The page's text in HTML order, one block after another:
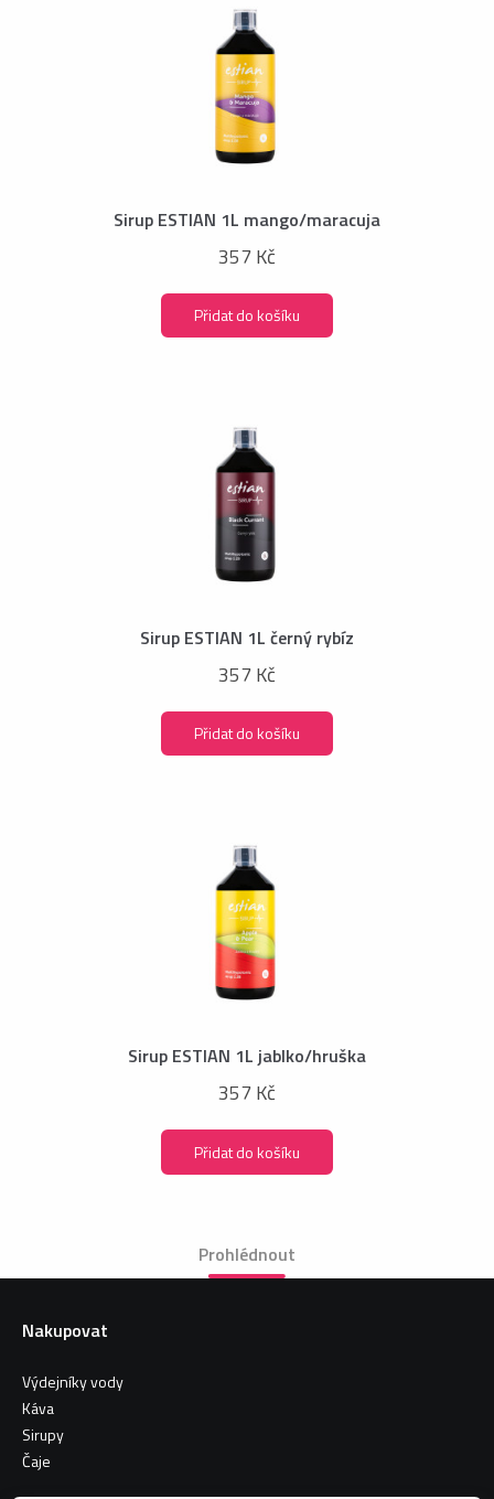
Sirup ESTIAN 1L mango/maracuja
357 Kč
Přidat do košíku
Sirup ESTIAN 1L černý rybíz
357 Kč
Přidat do košíku
Sirup ESTIAN 1L jablko/hruška
357 Kč
Přidat do košíku
Prohlédnout
Nakupovat
Výdejníky vody
Káva
Sirupy
Čaje